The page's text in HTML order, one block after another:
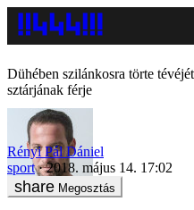
Dühében szilánkosra törte
sztárjának férje
Rényi Pál Dániel
sport
2018. május 14. 17:02
Megosztás